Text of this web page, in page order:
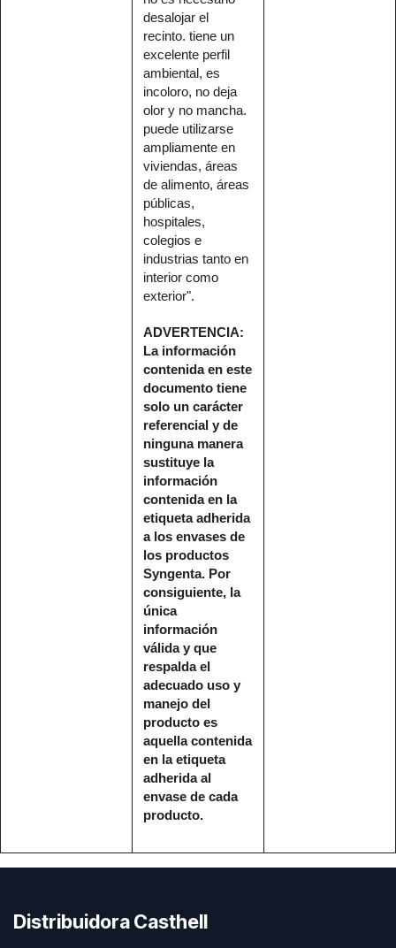
desalojar el
recinto. tiene un
excelente perfil
ambiental, es
incoloro, no deja
olor y no mancha.
puede utilizarse
ampliamente en
viviendas, áreas
de alimento, áreas
públicas,
hospitales,
colegios e
industrias tanto en
interior como
exterior".
ADVERTENCIA:
La información
contenida en este
documento tiene
solo un carácter
referencial y de
ninguna manera
sustituye la
información
contenida en la
etiqueta adherida
a los envases de
los productos
Syngenta. Por
consiguiente, la
única
información
válida y que
respalda el
adecuado uso y
manejo del
producto es
aquella contenida
en la etiqueta
adherida al
envase de cada
producto.
Distribuidora Casthell